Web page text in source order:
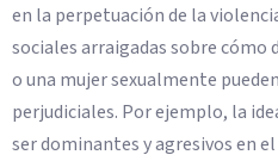
en la perpetuación de la
sociales arraigadas sobre
o una mujer sexualmente
perjudiciales. Por ejemplo, la
ser dominantes y agresivos en